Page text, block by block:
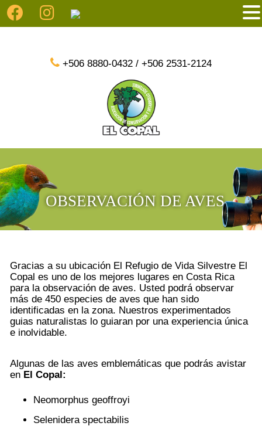
+506 8880-0432 / +506 2531-2124
OBSERVACIÓN DE AVES
Gracias a su ubicación El Refugio de Vida Silvestre El
Copal es uno de los mejores lugares en Costa Rica
para la observación de aves. Usted podrá observar
más de 450 especies de aves que han sido
identificadas en la zona. Nuestros experimentados
guias naturalistas lo guiaran por una experiencia única
e inolvidable.
Algunas de las aves emblemáticas que podrás avistar
en El Copal:
Neomorphus geoffroyi
Selenidera spectabilis